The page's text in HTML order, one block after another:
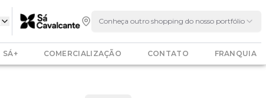
Conheça outro shopping do nosso portfólio
SÁ+ COMERCIALIZAÇÃO CONTATO FRANQUIA